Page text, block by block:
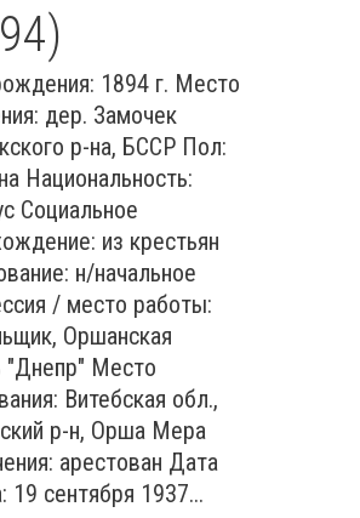
1894 г. Место
дер. Замочек
р-на, БССР Пол:
Национальность:
Социальное
из крестьян
н/начальное
/ место работы:
Оршанская
"Днепр" Место
Витебская обл.,
р-н, Орша Мера
арестован Дата
19 сентября 1937...